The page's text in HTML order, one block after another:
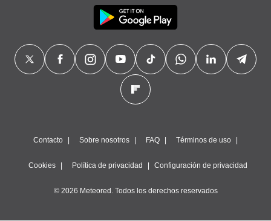
de
Contacto Sobre nosotros FAQ Términos de uso
Cookies Política de privacidad Configuración de privacidad
© 2026 Meteored. Todos los derechos reservados